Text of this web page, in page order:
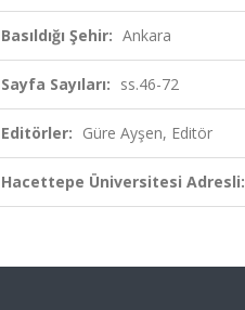
Basıldığı Şehir: Ankara
Sayfa Sayıları: ss.46-72
Editörler: Güre Ayşen, Editör
Hacettepe Üniversitesi Adresli: